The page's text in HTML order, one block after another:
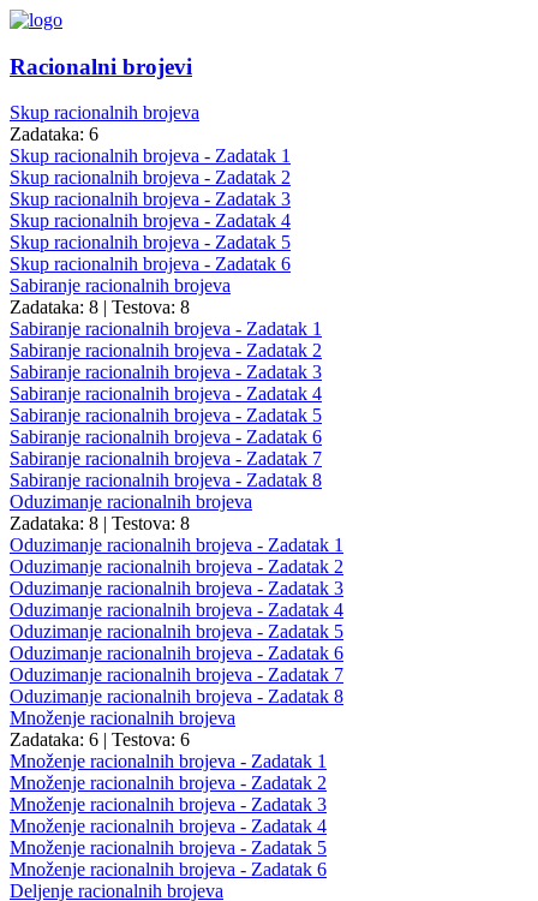
Racionalni brojevi
Skup racionalnih brojeva
Zadataka: 6
Skup racionalnih brojeva - Zadatak 1
Skup racionalnih brojeva - Zadatak 2
Skup racionalnih brojeva - Zadatak 3
Skup racionalnih brojeva - Zadatak 4
Skup racionalnih brojeva - Zadatak 5
Skup racionalnih brojeva - Zadatak 6
Sabiranje racionalnih brojeva
Zadataka: 8 | Testova: 8
Sabiranje racionalnih brojeva - Zadatak 1
Sabiranje racionalnih brojeva - Zadatak 2
Sabiranje racionalnih brojeva - Zadatak 3
Sabiranje racionalnih brojeva - Zadatak 4
Sabiranje racionalnih brojeva - Zadatak 5
Sabiranje racionalnih brojeva - Zadatak 6
Sabiranje racionalnih brojeva - Zadatak 7
Sabiranje racionalnih brojeva - Zadatak 8
Oduzimanje racionalnih brojeva
Zadataka: 8 | Testova: 8
Oduzimanje racionalnih brojeva - Zadatak 1
Oduzimanje racionalnih brojeva - Zadatak 2
Oduzimanje racionalnih brojeva - Zadatak 3
Oduzimanje racionalnih brojeva - Zadatak 4
Oduzimanje racionalnih brojeva - Zadatak 5
Oduzimanje racionalnih brojeva - Zadatak 6
Oduzimanje racionalnih brojeva - Zadatak 7
Oduzimanje racionalnih brojeva - Zadatak 8
Množenje racionalnih brojeva
Zadataka: 6 | Testova: 6
Množenje racionalnih brojeva - Zadatak 1
Množenje racionalnih brojeva - Zadatak 2
Množenje racionalnih brojeva - Zadatak 3
Množenje racionalnih brojeva - Zadatak 4
Množenje racionalnih brojeva - Zadatak 5
Množenje racionalnih brojeva - Zadatak 6
Deljenje racionalnih brojeva